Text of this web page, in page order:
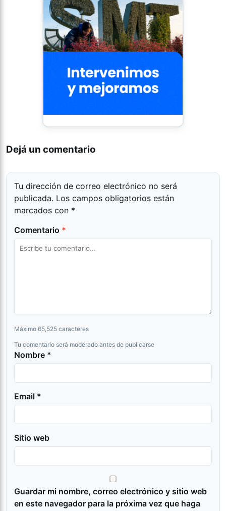
Dejá un comentario
Tu dirección de correo electrónico no será
publicada. Los campos obligatorios están
marcados con *
Comentario *
Máximo 65,525 caracteres
Tu comentario será moderado antes de publicarse
Nombre *
Email *
Sitio web
Guardar mi nombre, correo electrónico y sitio web
en este navegador para la próxima vez que haga